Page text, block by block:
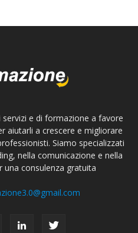
e di formazione a favore
aiutarli a crescere e migliorare
Siamo specializzati
nella comunicazione e nella
una consulenza gratuita